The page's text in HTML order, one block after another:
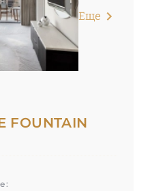
Еще
FOUNTAIN